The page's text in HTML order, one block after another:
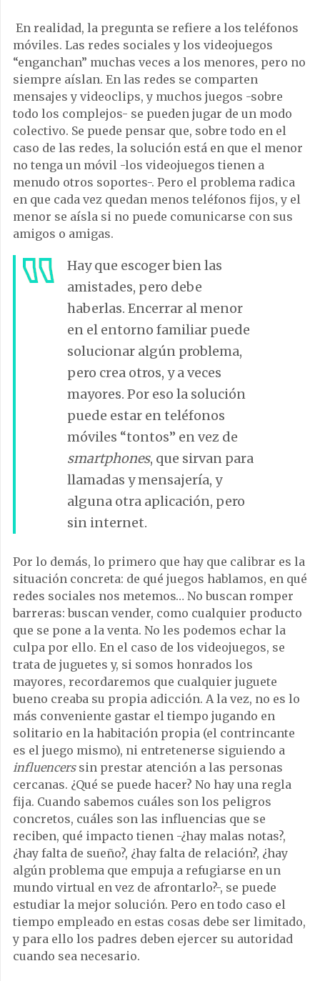
En realidad, la pregunta se refiere a los teléfonos
móviles. Las redes sociales y los videojuegos
“enganchan” muchas veces a los menores, pero no
siempre aíslan. En las redes se comparten
mensajes y videoclips, y muchos juegos -sobre
todo los complejos- se pueden jugar de un modo
colectivo. Se puede pensar que, sobre todo en el
caso de las redes, la solución está en que el menor
no tenga un móvil -los videojuegos tienen a
menudo otros soportes-. Pero el problema radica
en que cada vez quedan menos teléfonos fijos, y el
menor se aísla si no puede comunicarse con sus
amigos o amigas.
Hay que escoger bien las
amistades, pero debe
haberlas. Encerrar al menor
en el entorno familiar puede
solucionar algún problema,
pero crea otros, y a veces
mayores. Por eso la solución
puede estar en teléfonos
móviles “tontos” en vez de
smartphones, que sirvan para
llamadas y mensajería, y
alguna otra aplicación, pero
sin internet.
Por lo demás, lo primero que hay que calibrar es la
situación concreta: de qué juegos hablamos, en qué
redes sociales nos metemos… No buscan romper
barreras: buscan vender, como cualquier producto
que se pone a la venta. No les podemos echar la
culpa por ello. En el caso de los videojuegos, se
trata de juguetes y, si somos honrados los
mayores, recordaremos que cualquier juguete
bueno creaba su propia adicción. A la vez, no es lo
más conveniente gastar el tiempo jugando en
solitario en la habitación propia (el contrincante
es el juego mismo), ni entretenerse siguiendo a
influencerssin prestar atención a las personas
cercanas. ¿Qué se puede hacer? No hay una regla
fija. Cuando sabemos cuáles son los peligros
concretos, cuáles son las influencias que se
reciben, qué impacto tienen -¿hay malas notas?,
¿hay falta de sueño?, ¿hay falta de relación?, ¿hay
algún problema que empuja a refugiarse en un
mundo virtual en vez de afrontarlo?-, se puede
estudiar la mejor solución. Pero en todo caso el
tiempo empleado en estas cosas debe ser limitado,
y para ello los padres deben ejercer su autoridad
cuando sea necesario.